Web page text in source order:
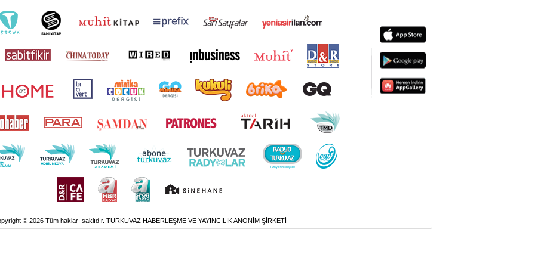
© 2026 Tüm hakları saklıdır. TURKUVAZ HABERLEŞME VE YAYINCILIK ANONİM ŞİRKETİ